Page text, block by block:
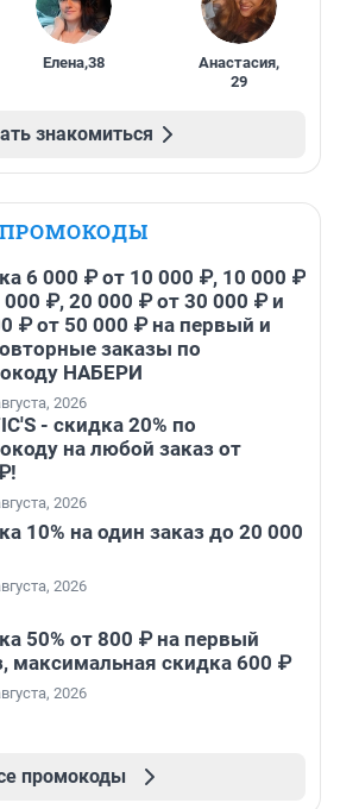
Елена,38 Анастасия,
29
знакомиться
ПРОМОКОДЫ
6 000 ₽ от 10 000 ₽, 10 000 ₽
000 ₽, 20 000 ₽ от 30 000 ₽ и
₽ от 50 000 ₽ на первый и
заказы по
НАБЕРИ
2026
- скидка 20% по
на любой заказ от
2026
10% на один заказ до 20 000
2026
50% от 800 ₽ на первый
максимальная скидка 600 ₽
2026
промокоды